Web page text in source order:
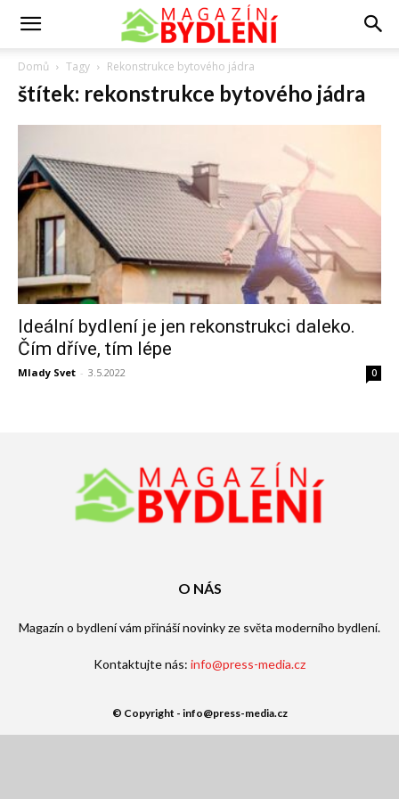
Domů Tagy Rekonstrukce bytového jádra
štítek: rekonstrukce bytového jádra
Ideální bydlení je jen rekonstrukci daleko.
Čím dříve, tím lépe
Mlady Svet - 3.5.2022 0
O NÁS
Magazín o bydlení vám přináší novinky ze světa moderního bydlení.
Kontaktujte nás: info@press-media.cz
© Copyright - info@press-media.cz